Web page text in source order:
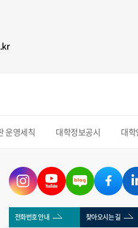
운영세칙 대학정보공시 대
전화번호 안내 찾아오시는 길